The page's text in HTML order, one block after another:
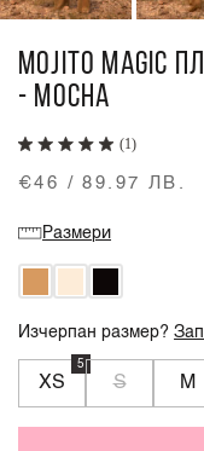
MOJITO
- MOCHA
(1)
€46 / 89.97 ЛВ.
Размери
Изчерпан размер?
XS
5
S M